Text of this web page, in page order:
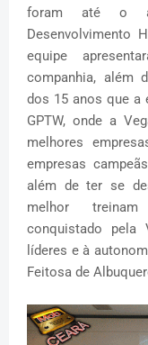
foram até o
Desenvolvimento
equipe
companhia, além
dos 15 anos que a
GPTW, onde a
melhores
empresas
além de ter se
melhor
conquistado pela
líderes e à
Feitosa de